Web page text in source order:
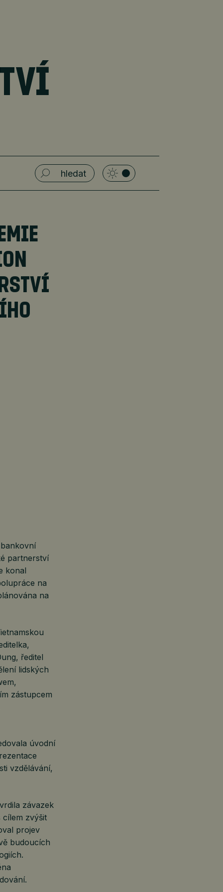
partnerství
konal
na
na
ředitel
lidských
zástupcem
úvodní
vzdělávání,
závazek
cílem zvýšit
projev
budoucích